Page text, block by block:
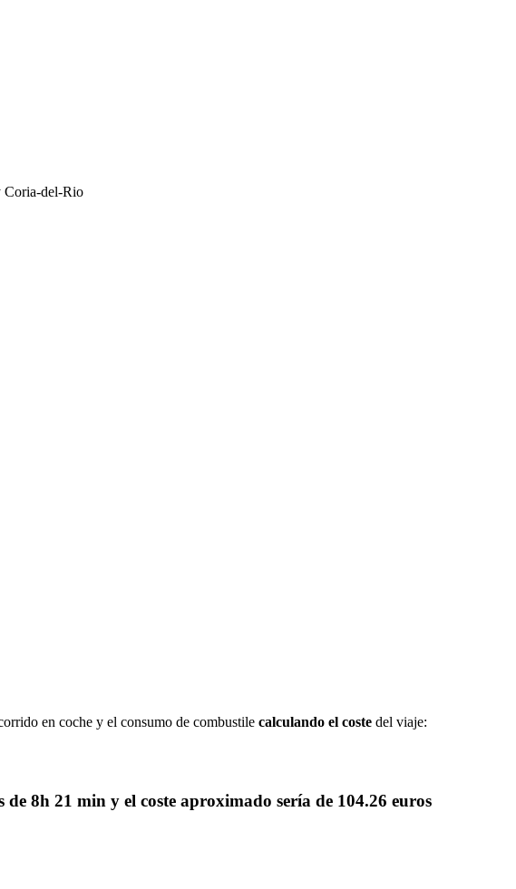
Coria-del-Rio
en coche y el consumo de combustile calculando el coste del viaje:
de 8h 21 min y el coste aproximado sería de 104.26 euros